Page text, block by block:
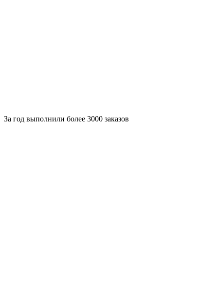
За год выполнили более 3000 заказов